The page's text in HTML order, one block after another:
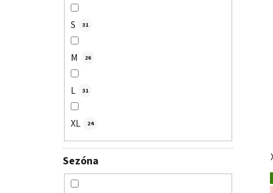
S 31
M 26
L 31
XL 24
Sezóna